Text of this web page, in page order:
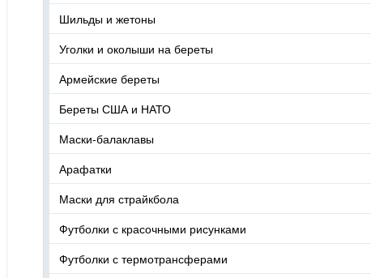
Шильды и жетоны
Уголки и околыши на береты
Армейские береты
Береты США и НАТО
Маски-балаклавы
Арафатки
Маски для страйкбола
Футболки с красочными рисунками
Футболки с термотрансферами